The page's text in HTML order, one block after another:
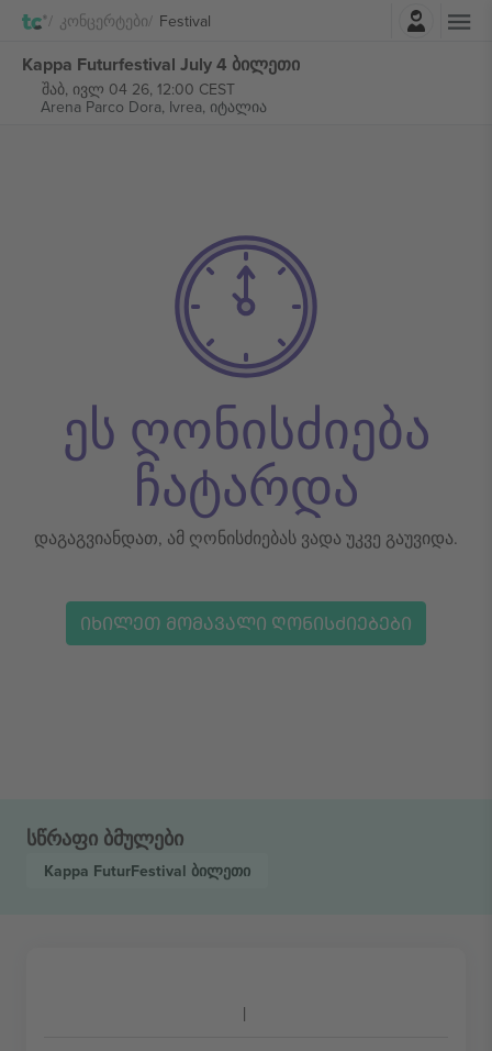
Კონცერტები Festival
Kappa Futurfestival July 4 ბილეთი
შაბ, ივლ 04 26, 12:00 CEST
Arena Parco Dora, Ivrea, იტალია
ეს ღონისძიება
ჩატარდა
დაგაგვიანდათ, ამ ღონისძიებას ვადა უკვე გაუვიდა.
ᲘᲮᲘᲚᲔᲗ ᲛᲝᲛᲐᲕᲐᲚᲘ ᲦᲝᲜᲘᲡᲫᲘᲔᲑᲔᲑᲘ
სწრაფი ბმულები
Kappa FuturFestival ბილეთი